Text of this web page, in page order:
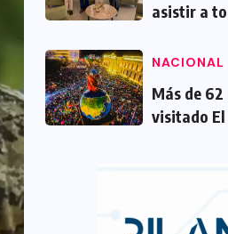
asistir a
NACIONAL
Más de
visitado